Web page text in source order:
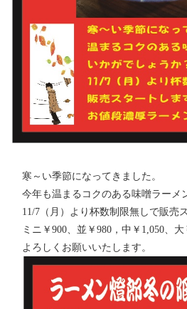
寒～い季節になってきました。
今年も温まるコクのある味噌ラーメ
11/7（月）より杯数制限無しで販売
ミニ￥900、並￥980，中￥1,050、大
よろしくお願いいたします。